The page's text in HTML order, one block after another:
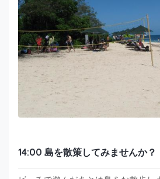
14:00 島を散策してみませんか？